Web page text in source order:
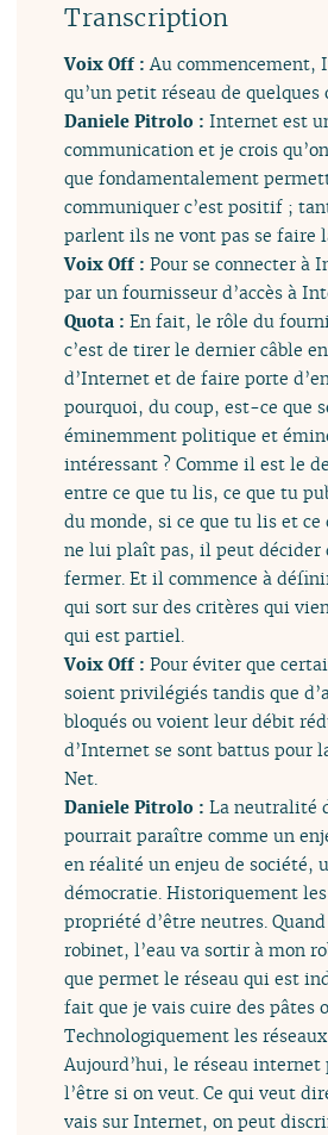
Transcription
Voix Off :Au commencement,
qu’un petit réseau de quelques
Daniele Pitrolo :Internet est
communication et je crois
que fondamentalement
communiquer c’est positif ;
parlent ils ne vont pas se faire
Voix Off :Pour se connecter à
par un fournisseur d’accès à
Quota :En fait, le rôle du
c’est de tirer le dernier câble
d’Internet et de faire porte
pourquoi, du coup, est-ce que
éminemment politique et
intéressant ? Comme il est le
entre ce que tu lis, ce que tu
du monde, si ce que tu lis et
ne lui plaît pas, il peut décider
fermer. Et il commence à
qui sort sur des critères qui
qui est partiel.
Voix Off :Pour éviter que
soient privilégiés tandis que
bloqués ou voient leur débit
d’Internet se sont battus pour
Net.
Daniele Pitrolo :La neutralité
pourrait paraître comme un
en réalité un enjeu de société,
démocratie. Historiquement
propriété d’être neutres.
robinet, l’eau va sortir à mon
que permet le réseau qui est
fait que je vais cuire des pâtes
Technologiquement les
Aujourd’hui, le réseau internet
l’être si on veut. Ce qui veut
vais sur Internet, on peut